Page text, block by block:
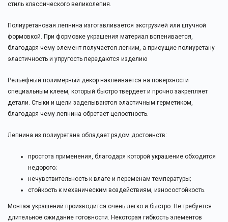
стиль классического великолепия.
Полиуретановая лепнина изготавливается экструзией или штучной
формовкой. При формовке украшения материал вспенивается,
благодаря чему элемент получается легким, а присущие полиуретану
эластичность и упругость передаются изделию
Рельефный полимерный декор наклеивается на поверхности
специальным клеем, который быстро твердеет и прочно закрепляет
детали. Стыки и щели заделываются эластичным герметиком,
благодаря чему лепнина обретает целостность.
Лепнина из полиуретана обладает рядом достоинств:
простота применения, благодаря которой украшение обходится
недорого;
нечувствительность к влаге и переменам температуры;
стойкость к механическим воздействиям, износостойкость.
Монтаж украшений производится очень легко и быстро. Не требуется
длительное ожидание готовности. Некоторая гибкость элементов